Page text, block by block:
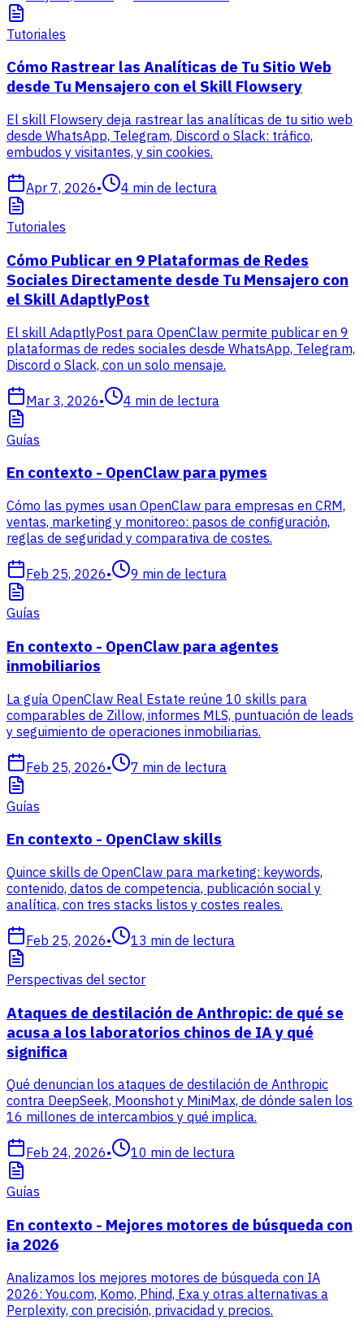
Tutoriales
Cómo Rastrear las Analíticas de Tu Sitio Web
desde Tu Mensajero con el Skill Flowsery
El skill Flowsery deja rastrear las analíticas de tu sitio web
desde WhatsApp, Telegram, Discord o Slack: tráfico,
embudos y visitantes, y sin cookies.
Apr 7, 2026• 4 min de lectura
Tutoriales
Cómo Publicar en 9 Plataformas de Redes
Sociales Directamente desde Tu Mensajero con
el Skill AdaptlyPost
El skill AdaptlyPost para OpenClaw permite publicar en 9
plataformas de redes sociales desde WhatsApp, Telegram,
Discord o Slack, con un solo mensaje.
Mar 3, 2026• 4 min de lectura
Guías
En contexto - OpenClaw para pymes
Cómo las pymes usan OpenClaw para empresas en CRM,
ventas, marketing y monitoreo: pasos de configuración,
reglas de seguridad y comparativa de costes.
Feb 25, 2026• 9 min de lectura
Guías
En contexto - OpenClaw para agentes
inmobiliarios
La guía OpenClaw Real Estate reúne 10 skills para
comparables de Zillow, informes MLS, puntuación de leads
y seguimiento de operaciones inmobiliarias.
Feb 25, 2026• 7 min de lectura
Guías
En contexto - OpenClaw skills
Quince skills de OpenClaw para marketing: keywords,
contenido, datos de competencia, publicación social y
analítica, con tres stacks listos y costes reales.
Feb 25, 2026• 13 min de lectura
Perspectivas del sector
Ataques de destilación de Anthropic: de qué se
acusa a los laboratorios chinos de IA y qué
significa
Qué denuncian los ataques de destilación de Anthropic
contra DeepSeek, Moonshot y MiniMax, de dónde salen los
16 millones de intercambios y qué implica.
Feb 24, 2026• 10 min de lectura
Guías
En contexto - Mejores motores de búsqueda con
ia 2026
Analizamos los mejores motores de búsqueda con IA
2026: You.com, Komo, Phind, Exa y otras alternativas a
Perplexity, con precisión, privacidad y precios.